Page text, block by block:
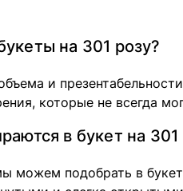
на 301 розу?
и
которые не всегда
в букет на 301
можем подобрать в